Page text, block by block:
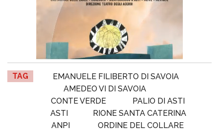
TAG
EMANUELE FILIBERTO DI SAVOIA
AMEDEO VI DI SAVOIA
CONTE VERDE
PALIO DI ASTI
ASTI
RIONE SANTA CATERINA
ANPI
ORDINE DEL COLLARE